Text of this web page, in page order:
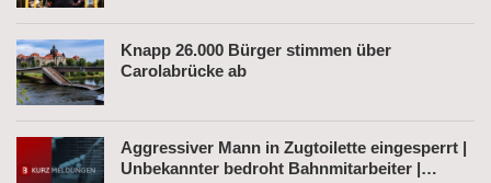
Knapp 26.000 Bürger stimmen über
Carolabrücke ab
Aggressiver Mann in Zugtoilette eingesperrt |
Unbekannter bedroht Bahnmitarbeiter |